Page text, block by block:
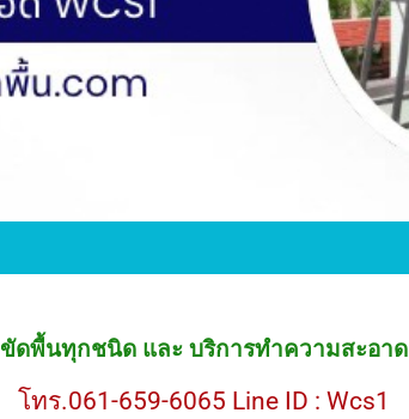
ขัดพื้นทุกชนิด และ บริการทำความสะอาด
โทร.061-659-6065 Line ID : Wcs1